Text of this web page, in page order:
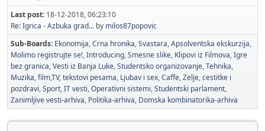
Last post: 18-12-2018, 06:23:10
Re: Igrica - Azbuka grad... by milos87popovic
Sub-Boards Ekonomija Crna hronika Svastara Apsolventska ekskurzija
Molimo registrujte se! Introducing Smesne slike Klipovi iz Filmova Igre
bez granica Vesti iz Banja Luke Studentsko organizovanje Tehnika
Muzika, film,TV, tekstovi pesama Ljubav i sex Caffe Zelje, cestitke i
pozdravi Sport IT vesti Operativni sistemi Studentski parlament
Zanimljive vesti-arhiva Politika-arhiva Domska kombinatorika-arhiva